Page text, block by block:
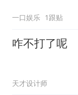
一口娱乐 1跟贴
咋不打了呢
天才设计师